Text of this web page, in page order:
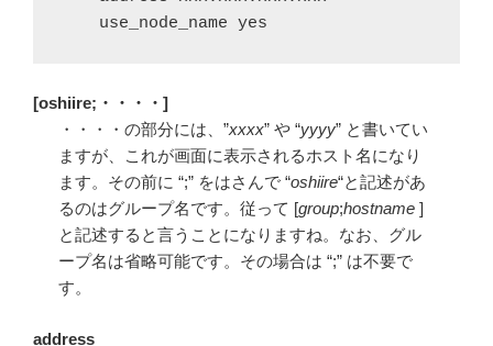
    use_node_name yes
[oshiire;・・・・]
・・・・の部分には、”xxxx” や “yyyy” と書いてい
ますが、これが画面に表示されるホスト名になり
ます。その前に “;” をはさんで “oshiire“と記述があ
るのはグループ名です。従って [group;hostname]
と記述すると言うことになりますね。なお、グル
ープ名は省略可能です。その場合は “;” は不要で
す。
address